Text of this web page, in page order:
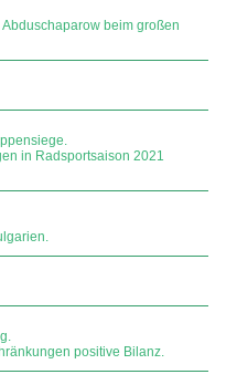
beim großen
in Radsportsaison 2021
positive Bilanz.